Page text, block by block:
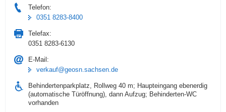
Telefon:
0351 8283-8400
Telefax:
0351 8283-6130
E-Mail:
verkauf@geosn.sachsen.de
Behindertenparkplatz, Rollweg 40 m; Haupteingang ebenerdig
(automatische Türöffnung), dann Aufzug; Behinderten-WC
vorhanden